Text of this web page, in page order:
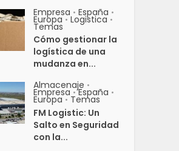
Empresa • España •
Europa • Logistica •
Temas
Cómo gestionar la
logística de una
mudanza en...
Almacenaje •
Empresa • España •
Europa • Temas
FM Logistic: Un
Salto en Seguridad
con la...